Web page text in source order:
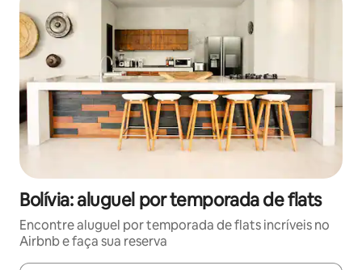
Bolívia: aluguel por temporada de flats
Encontre aluguel por temporada de flats incríveis no
Airbnb e faça sua reserva